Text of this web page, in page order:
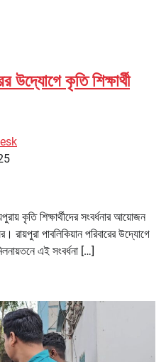
উদ্যোগে কৃতি শিক্ষার্থী
কৃতি শিক্ষার্থীদের সংবর্ধনার আয়োজন
রায়পুরা পাবলিকিয়ান পরিবারের উদ্যোগে
এই সংবর্ধনা […]